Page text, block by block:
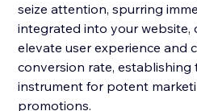
seize attention, spurring
integrated into your
elevate user experience and
conversion rate, establishing
instrument for potent
promotions.